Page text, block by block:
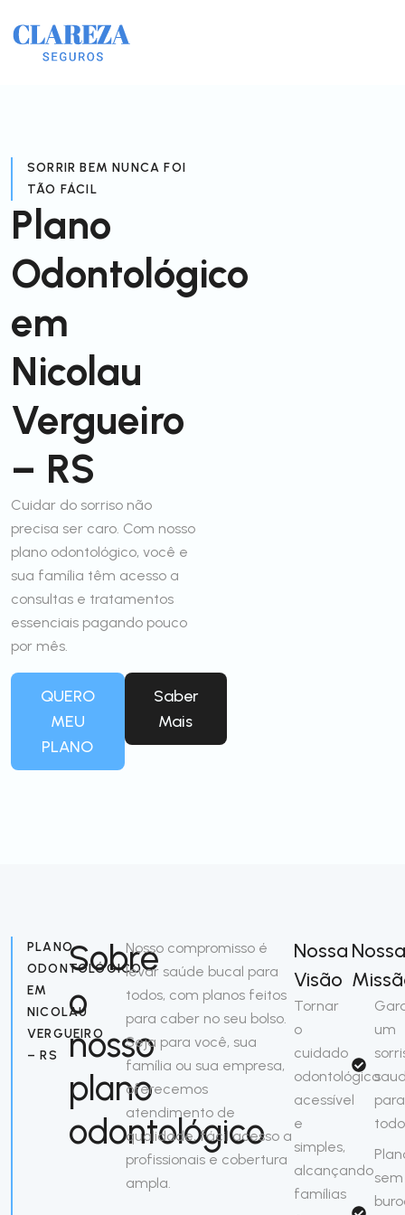
SORRIR BEM NUNCA FOI
TÃO FÁCIL
Plano
Odontológico
em
Nicolau
Vergueiro
– RS
Cuidar do sorriso não
precisa ser caro. Com nosso
plano odontológico, você e
sua família têm acesso a
consultas e tratamentos
essenciais pagando pouco
por mês.
QUERO
MEU
PLANO
Saber
Mais
PLANO
ODONTOLÓGICO
EM
NICOLAU
VERGUEIRO
– RS
Sobre
o
nosso
plano
odontológico
Nosso compromisso é
levar saúde bucal para
todos, com planos feitos
para caber no seu bolso.
Seja para você, sua
família ou sua empresa,
oferecemos
atendimento de
qualidade, fácil acesso a
profissionais e cobertura
ampla.
Nossa
Visão
Tornar
o
cuidado
odontológico
acessível
e
simples,
alcançando
famílias
Nossa
um
para
sem